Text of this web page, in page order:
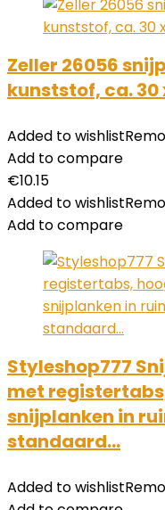
Zeller 26056
kunststof, ca. 30
Added to wishlist
Add to compare
€10.15
Added to wishlist
Add to compare
Styleshop777
met
snijplanken in
standaard…
Added to wishlist